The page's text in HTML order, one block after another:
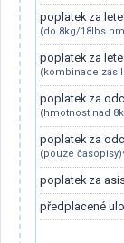
poplatek za
(do 8kg/18lbs
poplatek za
(kombinace
poplatek za
(hmotnost nad
poplatek za
(pouze
poplatek za
předplacené